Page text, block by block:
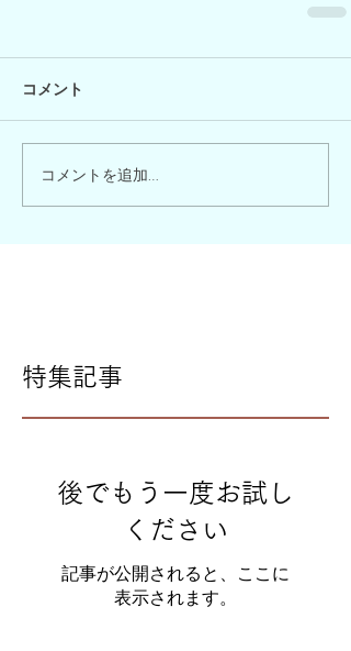
コメント
コメントを追加…
特集記事
後でもう一度お試し
ください
記事が公開されると、ここに
表示されます。